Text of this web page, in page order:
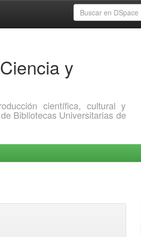
y
científica, cultural y
Bibliotecas Universitarias de